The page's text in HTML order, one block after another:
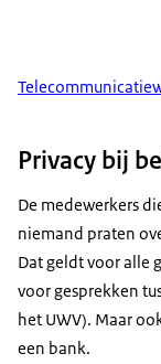
Privacy bij
De medewerkers
niemand praten
Dat geldt voor alle
voor gesprekken
het UWV). Maar
een bank.